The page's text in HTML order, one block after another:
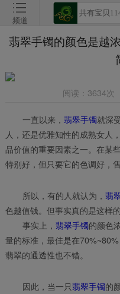
频道
翡翠手镯的颜色是越
阅读：3634次
一直以来， 翡翠手镯就深
人，还是优雅知性的成熟女人
品价值的重要因素之一。在某
特别好，但只要它的色调好，
所以，有的人就认为， 翡
色越值钱。但事实真的是这样
事实上， 翡翠手镯的颜色
量的标准，最佳是在
翡翠的通透性也不错。
因此，当一只翡翠手镯的